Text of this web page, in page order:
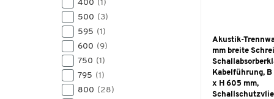
400 (1)
500 (3)
595 (1)
600 (9)
750 (1)
795 (1)
800 (28)
Akustik-
mm breite
Kabelführung, B
x H 605 mm,